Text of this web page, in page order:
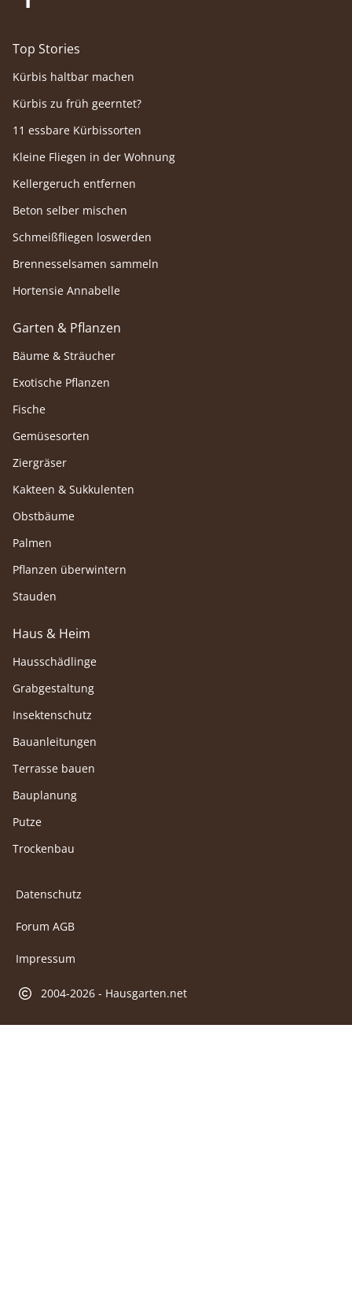
Top Stories
Kürbis haltbar machen
Kürbis zu früh geerntet?
11 essbare Kürbissorten
Kleine Fliegen in der Wohnung
Kellergeruch entfernen
Beton selber mischen
Schmeißfliegen loswerden
Brennesselsamen sammeln
Hortensie Annabelle
Garten & Pflanzen
Bäume & Sträucher
Exotische Pflanzen
Fische
Gemüsesorten
Ziergräser
Kakteen & Sukkulenten
Obstbäume
Palmen
Pflanzen überwintern
Stauden
Haus & Heim
Hausschädlinge
Grabgestaltung
Insektenschutz
Bauanleitungen
Terrasse bauen
Bauplanung
Putze
Trockenbau
Datenschutz
Forum AGB
Impressum
2004-2026 - Hausgarten.net